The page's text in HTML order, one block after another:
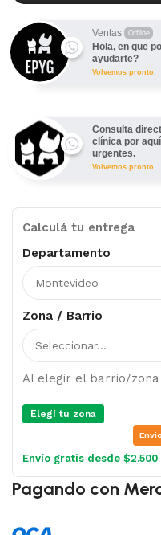
Ventas Offline
Hola, en que
ayudarte?
Volvemos pronto.
Consulta
clínica por
urgentes.
Volvemos pronto.
Calculá tu entrega
Departamento
Zona / Barrio
Al elegir el barrio/
Elegí tu zona
Envío gratis desde $2.500
Pagando con